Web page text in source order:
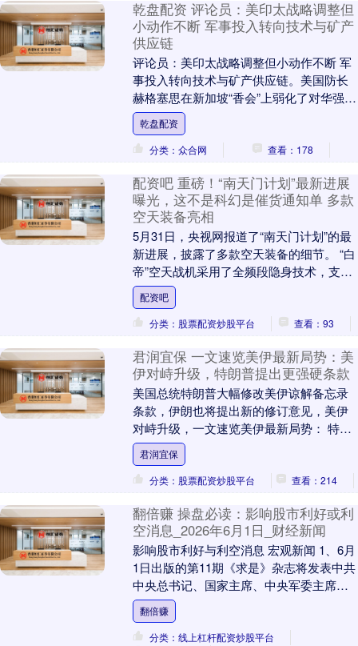
乾盘配资 评论员：美印太战略调整但
小动作不断 军事投入转向技术与矿产
供应链
评论员：美印太战略调整但小动作不断 军
事投入转向技术与矿产供应链。美国防长
赫格塞思在新加坡“香会”上弱化了对华强硬
表述，但同时宣称“不会允许中国主导印
太”。这一....
乾盘配资
分类：众合网
查看：178
配资吧 重磅！“南天门计划”最新进展
曝光，这不是科幻是催货通知单 多款
空天装备亮相
5月31日，央视网报道了“南天门计划”的最
新进展，披露了多款空天装备的细节。 “白
帝”空天战机采用了全频段隐身技术，支持
有人无人模式自由切换，并配备了可变翼
结构....
配资吧
分类：股票配资炒股平台
查看：93
君润宜保 一文速览美伊最新局势：美
伊对峙升级，特朗普提出更强硬条款
美国总统特朗普大幅修改美伊谅解备忘录
条款，伊朗也将提出新的修订意见，美伊
对峙升级，一文速览美伊最新局势： 特朗
普提出更强硬条款 试图施压伊朗加快谈判
进程 当地时....
君润宜保
分类：股票配资炒股平台
查看：214
翻倍赚 操盘必读：影响股市利好或利
空消息_2026年6月1日_财经新闻
影响股市利好与利空消息 宏观新闻 1、6月
1日出版的第11期《求是》杂志将发表中共
中央总书记、国家主席、中央军委主席习
近平的重要文章《前瞻布局和发展未来产
业》。....
翻倍赚
分类：线上杠杆配资炒股平台